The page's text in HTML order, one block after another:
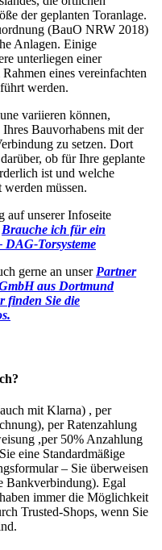
der geplanten Toranlage.
(BauO NRW 2018)
Anlagen. Einige
unterliegen einer
eines vereinfachten
werden.
variieren können,
Bauvorhabens mit der
zu setzen. Dort
ob für Ihre geplante
ist und welche
müssen.
auf unserer Infoseite
Brauche ich für ein
DAG-Torsysteme
gerne an unser Partner
aus Dortmund
finden Sie die
mit Klarna) , per
per Ratenzahlung
,per 50% Anzahlung
eine Standardmäßige
– Sie überweisen
Bankverbindung). Egal
immer die Möglichkeit
Trusted-Shops, wenn Sie